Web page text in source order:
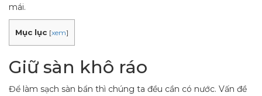
mái.
Mục lục [xem]
Giữ sàn khô ráo
Để làm sạch sàn bẩn thì chúng ta đều cần có nước. Vấn đề